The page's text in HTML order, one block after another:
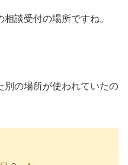
談受付の場所ですね。
別の場所が使われていたの